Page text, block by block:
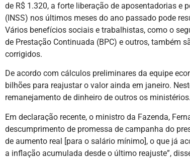
de R$ 1.320, a forte liberação de aposentadorias e
(INSS) nos últimos meses do ano passado pode
Vários benefícios sociais e trabalhistas, como o
de Prestação Continuada (BPC) e outros, também
corrigidos.
De acordo com cálculos preliminares da equipe
bilhões para reajustar o valor ainda em janeiro.
remanejamento de dinheiro de outros os ministérios.
Em declaração recente, o ministro da Fazenda,
descumprimento de promessa de campanha do
de aumento real [para o salário mínimo], o que já
a inflação acumulada desde o último reajuste”,